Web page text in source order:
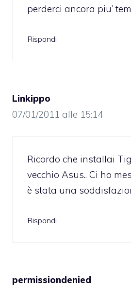
perderci ancora piu’
Rispondi
Linkippo
07/01/2011 alle 15:14
Ricordo che installai
vecchio Asus.. Ci ho
è stata una
Rispondi
permissiondenied